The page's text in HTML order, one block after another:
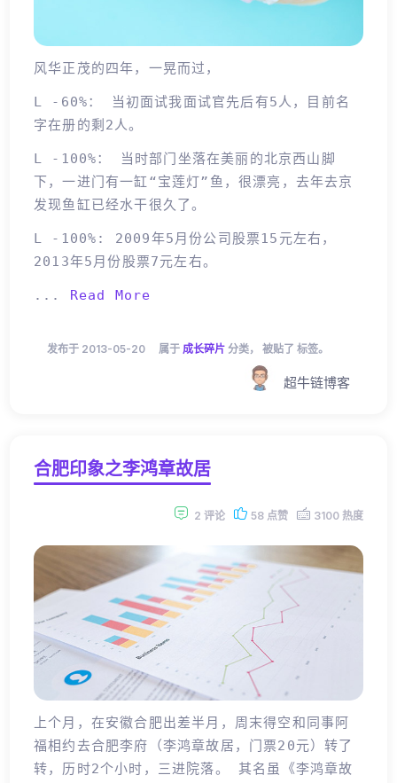
风华正茂的四年，一晃而过，
L -60%： 当初面试我面试官先后有5人，目前名
字在册的剩2人。
L -100%： 当时部门坐落在美丽的北京西山脚
下，一进门有一缸“宝莲灯”鱼，很漂亮，去年去京
发现鱼缸已经水干很久了。
L -100%: 2009年5月份公司股票15元左右，
2013年5月份股票7元左右。
... Read More
发布于 2013-05-20 属于 成长碎片 分类， 被贴了 标签。
超牛链博客
合肥印象之李鸿章故居
2 评论 58 点赞 3100 热度
上个月，在安徽合肥出差半月，周末得空和同事阿
福相约去合肥李府（李鸿章故居，门票20元）转了
转，历时2个小时，三进院落。 其名虽《李鸿章故